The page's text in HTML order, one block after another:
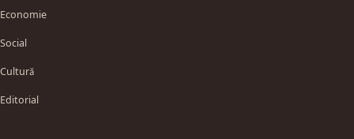
Economie
Social
Cultură
Editorial